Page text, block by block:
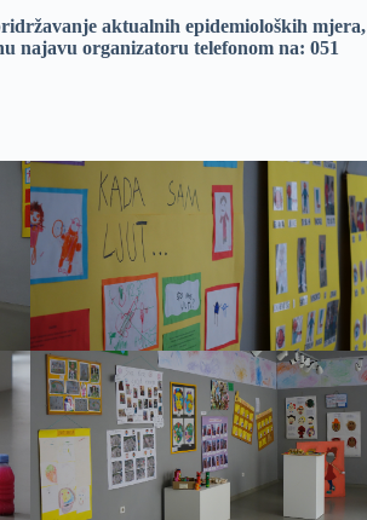
aktualnih epidemioloških mjera,
najavu organizatoru telefonom na: 051